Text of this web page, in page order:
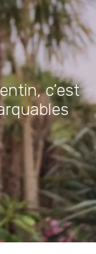
c’est